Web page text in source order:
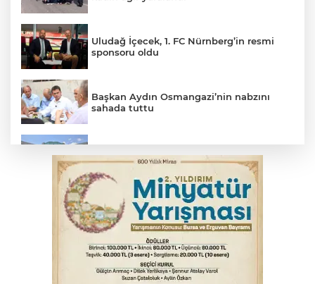
Uludağ İçecek, 1. FC Nürnberg’in resmi
sponsoru oldu
Başkan Aydın Osmangazi’nin nabzını
sahada tuttu
geleceğe taşınacak
İznik Gölü kıyısında 70 milyon yıllık fosil
bulundu
Tarihi eser kaçakçısı Bursa'da sert kayaya
çarptı